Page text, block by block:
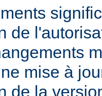
de
mise à
de la